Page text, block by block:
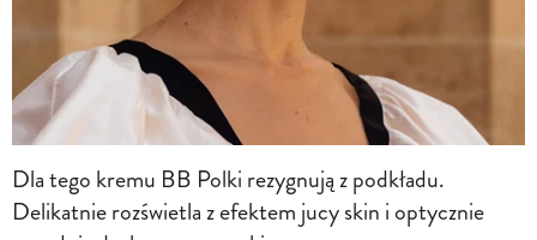
Dla tego kremu BB Polki rezygnują z podkładu.
Delikatnie rozświetla z efektem jucy skin i optycznie